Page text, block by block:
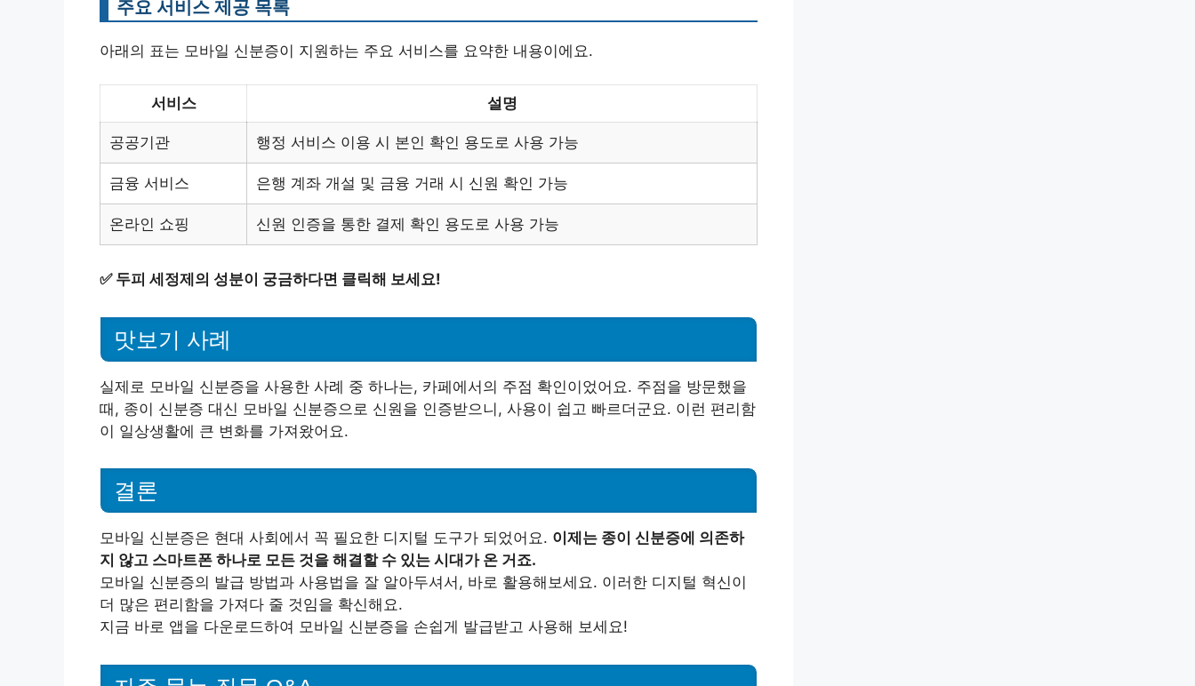
주요 서비스 제공 목록
아래의 표는 모바일 신분증이 지원하는 주요 서비스를 요약한 내용이에요.
서비스 설명
공공기관 행정 서비스 이용 시 본인 확인 용도로 사용 가능
금융 서비스 은행 계좌 개설 및 금융 거래 시 신원 확인 가능
온라인 쇼핑 신원 인증을 통한 결제 확인 용도로 사용 가능
✅ 두피 세정제의 성분이 궁금하다면 클릭해 보세요!
맛보기 사례
실제로 모바일 신분증을 사용한 사례 중 하나는, 카페에서의 주점 확인이었어요. 주점을 방문했을
때, 종이 신분증 대신 모바일 신분증으로 신원을 인증받으니, 사용이 쉽고 빠르더군요. 이런 편리함
이 일상생활에 큰 변화를 가져왔어요.
결론
모바일 신분증은 현대 사회에서 꼭 필요한 디지털 도구가 되었어요. 이제는 종이 신분증에 의존하
지 않고 스마트폰 하나로 모든 것을 해결할 수 있는 시대가 온 거죠.
모바일 신분증의 발급 방법과 사용법을 잘 알아두셔서, 바로 활용해보세요. 이러한 디지털 혁신이
더 많은 편리함을 가져다 줄 것임을 확신해요.
지금 바로 앱을 다운로드하여 모바일 신분증을 손쉽게 발급받고 사용해 보세요!